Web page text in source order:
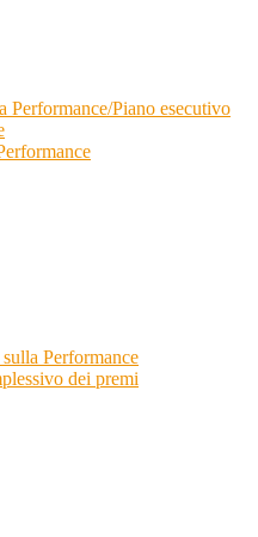
Performance/Piano esecutivo
Performance
dei premi